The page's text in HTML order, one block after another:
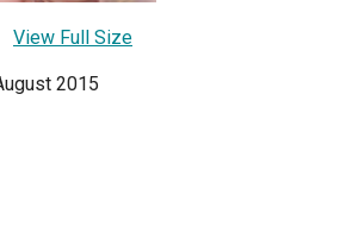
View Full Size
2015